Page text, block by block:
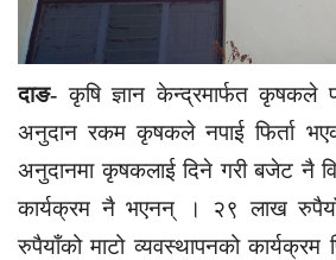
दाङ-कृषि ज्ञान केन्द्रमार्फत कृषकले
अनुदान रकम कृषकले नपाई फिर्ता
अनुदानमा कृषकलाई दिने गरी बजेट नै
कार्यक्रम नै भएनन् । २९ लाख
रुपैयाँको माटो व्यवस्थापनको